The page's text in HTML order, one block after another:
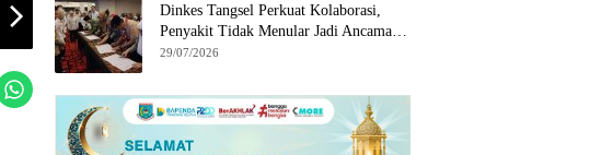
Dinkes Tangsel Perkuat Kolaborasi,
Penyakit Tidak Menular Jadi Ancaman
Utama
29/07/2026